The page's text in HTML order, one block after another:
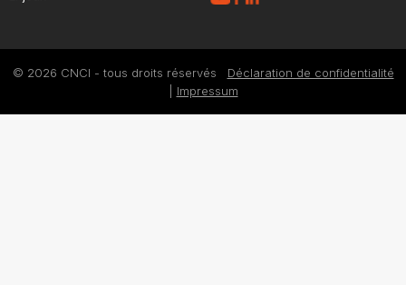
© 2026 CNCI - tous droits réservés Déclaration de confidentialité
Impressum